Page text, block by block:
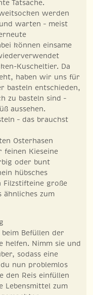
Tatsache.
werden
warten – meist
können einsame
Kuscheltier. Da
haben wir uns für
basteln entschieden,
zu basteln sind –
aussehen.
– das brauchst
Osterhasen
feinen Kieseine
oder bunt
hübsches
Filzstifteine große
ähnliches zum
Befüllen der
helfen. Nimm sie und
sodass eine
nun problemlos
den Reis einfüllen
Lebensmittel zum